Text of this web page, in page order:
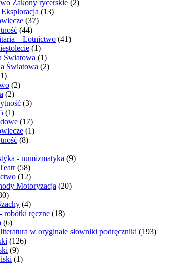
Zakony rycerskie (2)
(13)
(37)
(44)
– Lotnictwo (41)
(1)
Światowa (1)
Światowa (2)
(2)
(2)
(3)
(1)
(17)
(1)
(8)
- numizmatyka (9)
(58)
(12)
Motoryzacja (20)
(4)
robótki ręczne (18)
(6)
w oryginale słowniki podręczniki (193)
(126)
(9)
(1)